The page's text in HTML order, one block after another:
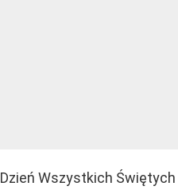
Dzień Wszystkich